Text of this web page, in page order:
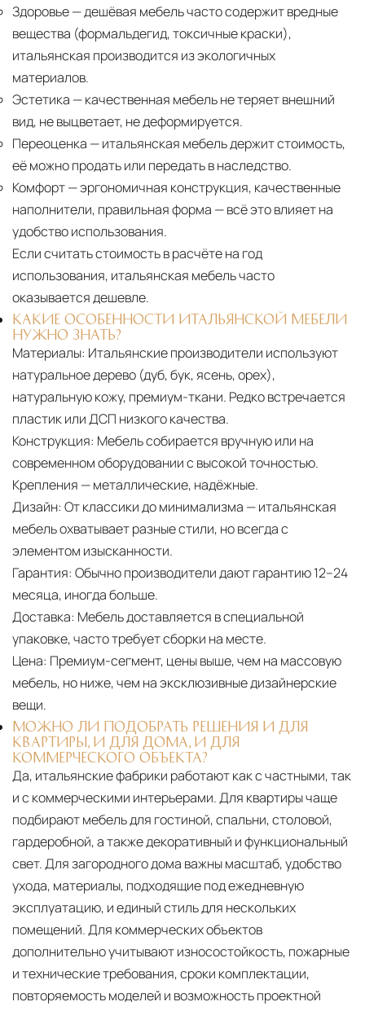
Здоровье— дешёвая мебель часто содержит вредные
вещества (формальдегид, токсичные краски),
итальянская производится из экологичных
материалов.
Эстетика — качественная мебель не теряет внешний
вид, не выцветает, не деформируется.
Переоценка — итальянская мебель держит стоимость,
её можно продать или передать в наследство.
Комфорт— эргономичная конструкция, качественные
наполнители, правильная форма — всё это влияет на
удобство использования.
Если считать стоимость в расчёте на год
использования, итальянская мебель часто
оказывается дешевле.
КАКИЕ ОСОБЕННОСТИ ИТАЛЬЯНСКОЙ МЕБЕЛИ
НУЖНО ЗНАТЬ?
Материалы: Итальянские производители используют
натуральное дерево (дуб, бук, ясень, орех),
натуральную кожу, премиум-ткани. Редко встречается
пластик или ДСП низкого качества.
Конструкция: Мебель собирается вручную или на
современном оборудовании с высокой точностью.
Крепления — металлические, надёжные.
Дизайн: От классики до минимализма — итальянская
мебель охватывает разные стили, но всегда с
элементом изысканности.
Гарантия: Обычно производители дают гарантию 12–24
месяца, иногда больше.
Доставка: Мебель доставляется в специальной
упаковке, часто требует сборки на месте.
Цена: Премиум-сегмент, цены выше, чем на массовую
мебель, но ниже, чем на эксклюзивные дизайнерские
вещи.
МОЖНО ЛИ ПОДОБРАТЬ РЕШЕНИЯ И ДЛЯ
КВАРТИРЫ, И ДЛЯ ДОМА, И ДЛЯ
КОММЕРЧЕСКОГО ОБЪЕКТА?
Да, итальянские фабрики работают как с частными, так
и с коммерческими интерьерами. Для квартиры чаще
подбирают мебель для гостиной, спальни, столовой,
гардеробной, а также декоративный и функциональный
свет. Для загородного дома важны масштаб, удобство
ухода, материалы, подходящие под ежедневную
эксплуатацию, и единый стиль для нескольких
помещений. Для коммерческих объектов
дополнительно учитывают износостойкость, пожарные
и технические требования, сроки комплектации,
повторяемость моделей и возможность проектной